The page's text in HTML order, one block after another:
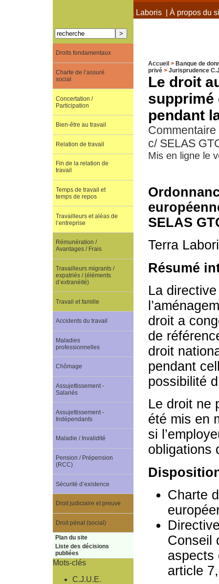
À propos de Terra Laboris| À propos du
Accueil > Banque de
privé> Jurisprudence
Le droit
supprimé
pendant
c/ SELAS
Mis en ligne le
SELAS
Terra
Résumé
La
droit a
de
droit
pendant
possibilité
Le droit ne
été mis en
si
obligations
Charte
Conseil
aspects
article
Droits fondamentaux
Charte de l’assuré
social
Concertation /
Participation
Bien-être au travail
Relation de travail
Fin de la relation de
travail
Temps de travail et
temps de repos
Travailleurs et aléas de
l’entreprise
Rémunération /
Avantages / Frais
Travailleurs migrants /
expatriés / (éléments
d’extranéité)
Travail et famille
Accidents du travail
Maladies
professionnelles
Chômage
Assujettissement -
Salariés
Assujettissement -
Indépendants
Maladie / Invalidité
Pension / Prépension
(RCC)
Sécurité d’existence
Droit judiciaire et preuve
Droit pénal (social)
Plan du site
Liste des décisions
publiées
Mots-clés
C.J.U.E.